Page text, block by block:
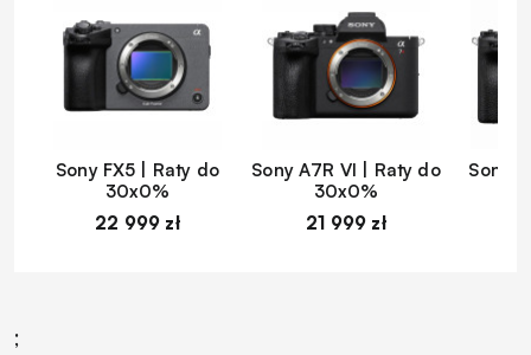
Sony FX5 | Raty do
30x0%
22 999 zł
Sony A7R VI | Raty do
30x0%
21 999 zł
Sony
;